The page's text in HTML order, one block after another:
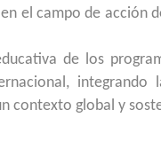
el campo de
de los
integrando
contexto global y